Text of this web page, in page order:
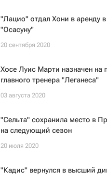
"Лацио" отдал Хони в аренду в
"Осасуну"
20 сентября 2020
Хосе Луис Марти назначен на
главного тренера "Леганеса"
03 августа 2020
"Сельта" сохранила место в
на следующий сезон
20 июля 2020
"Кадис" вернулся в высший